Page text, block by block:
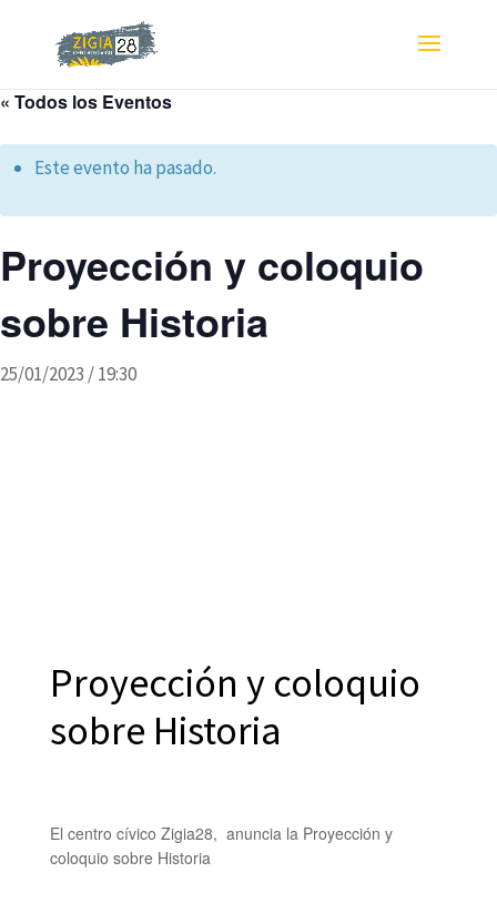
« Todos los Eventos
Este evento ha pasado.
Proyección y coloquio
sobre Historia
25/01/2023 / 19:30
Proyección y coloquio
sobre Historia
El centro cívico Zigia28, anuncia la Proyección y
coloquio sobre Historia